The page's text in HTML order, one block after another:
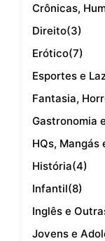
Crônicas,
Direito(3)
Erótico(7)
Esportes e
Fantasia,
Gastronomia
HQs, Mangás
História(4)
Infantil(8)
Inglês e
Jovens e